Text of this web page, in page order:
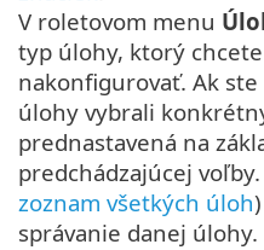
V roletovom menu
typ úlohy, ktorý
nakonfigurovať. Ak
úlohy vybrali
prednastavená na
predchádzajúcej voľby.
zoznam všetkých úloh
správanie danej úlohy.